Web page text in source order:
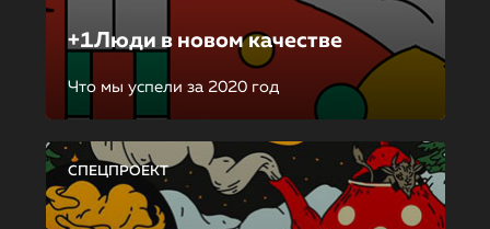
+1Люди в новом качестве
Что мы успели за 2020 год
СПЕЦПРОЕКТ